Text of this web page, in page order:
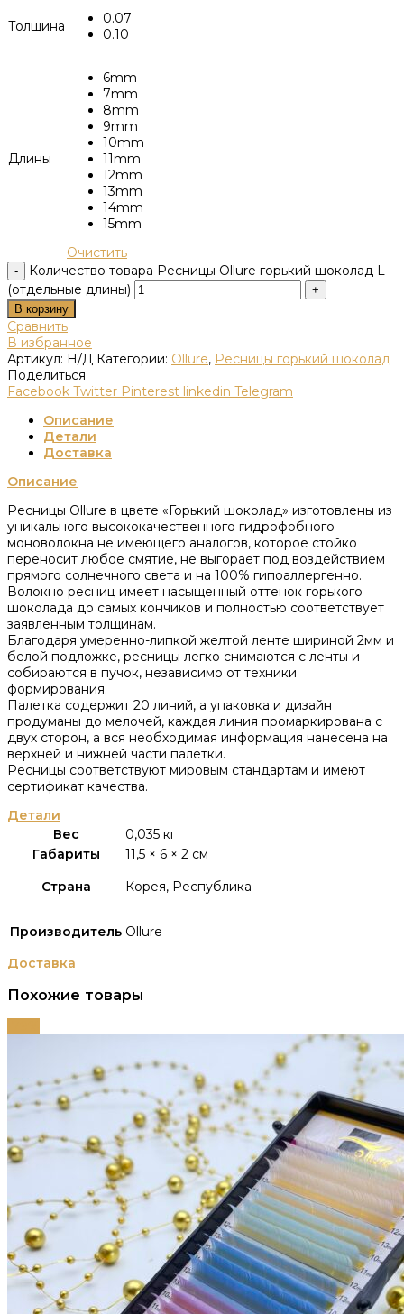
Толщина
0.07
0.10
Длины
6mm
7mm
8mm
9mm
10mm
11mm
12mm
13mm
14mm
15mm
Очистить
Количество товара Ресницы Ollure горький шоколад L
(отдельные длины)
В корзину
Сравнить
В избранное
Артикул: Н/Д Категории: Ollure, Ресницы горький шоколад
Поделиться
Facebook Twitter Pinterest linkedin Telegram
Описание
Детали
Доставка
Описание
Ресницы Ollure в цвете «Горький шоколад» изготовлены из
уникального высококачественного гидрофобного
моноволокна не имеющего аналогов, которое стойко
переносит любое смятие, не выгорает под воздействием
прямого солнечного света и на 100% гипоаллергенно.
Волокно ресниц имеет насыщенный оттенок горького
шоколада до самых кончиков и полностью соответствует
заявленным толщинам.
Благодаря умеренно-липкой желтой ленте шириной 2мм и
белой подложке, ресницы легко снимаются с ленты и
собираются в пучок, независимо от техники
формирования.
Палетка содержит 20 линий, а упаковка и дизайн
продуманы до мелочей, каждая линия промаркирована с
двух сторон, а вся необходимая информация нанесена на
верхней и нижней части палетки.
Ресницы соответствуют мировым стандартам и имеют
сертификат качества.
Детали
Вес
0,035 кг
Габариты
11,5 × 6 × 2 см
Страна
Корея, Республика
Производитель Ollure
Доставка
Похожие товары